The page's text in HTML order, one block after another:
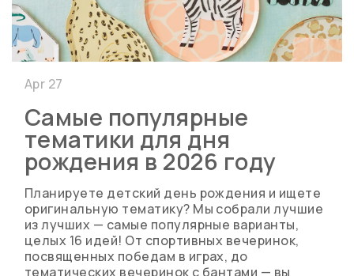
Самые популярные
тематики для дня
рождения в 2026 году
Планируете детский день рождения и ищете
оригинальную тематику? Мы собрали лучшие
из лучших — самые популярные варианты,
целых 16 идей! От спортивных вечеринок,
посвященных победам в играх, до
тематических вечеринок с бантами — вы
Apr 27